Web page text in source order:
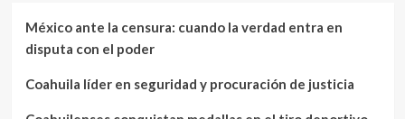
México ante la censura: cuando la verdad entra en
disputa con el poder
Coahuila líder en seguridad y procuración de justicia